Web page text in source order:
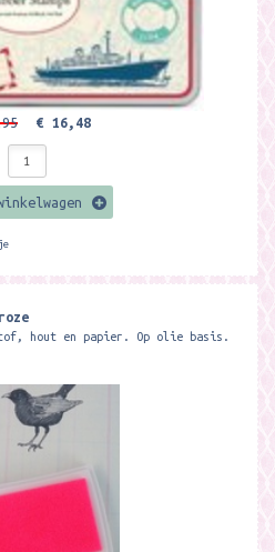
€ 16,48
hout en papier. Op olie basis.